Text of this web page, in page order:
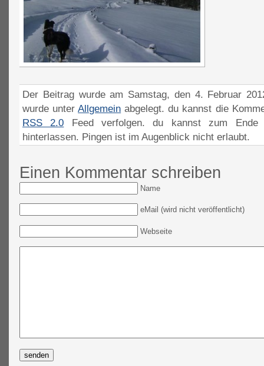
Der Beitrag wurde am Samstag, den 4. Februar
wurde unterAllgemein abgelegt. du kannst die
RSS 2.0 Feed verfolgen. du kannst zum Ende
hinterlassen. Pingen ist im Augenblick nicht erlaubt.
Einen Kommentar schreiben
Name
eMail (wird nicht veröffentlicht)
Webseite